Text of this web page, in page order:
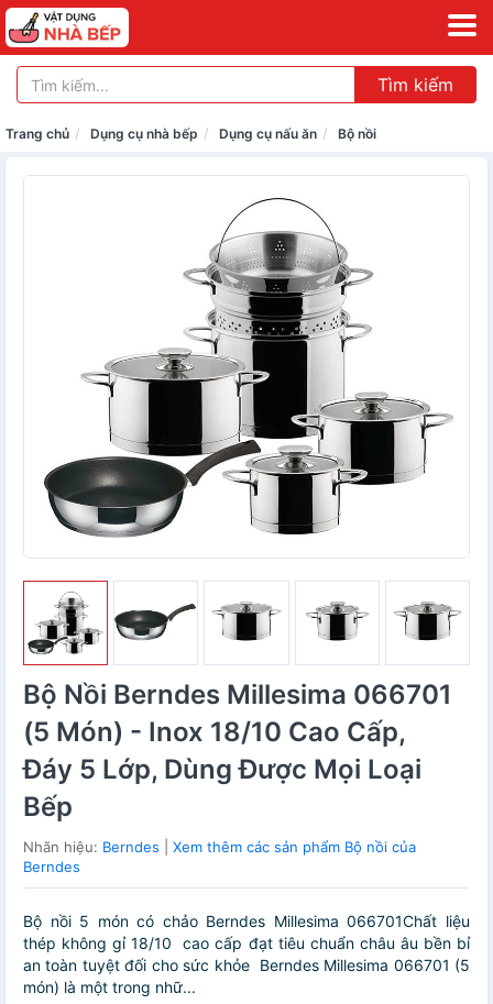
Tìm kiếm
Trang chủ Dụng cụ nhà bếp Dụng cụ nấu ăn Bộ nồi
Bộ Nồi Berndes Millesima 066701
(5 Món) - Inox 18/10 Cao Cấp,
Đáy 5 Lớp, Dùng Được Mọi Loại
Bếp
Nhãn hiệu: Berndes
Xem thêm các sản phẩm Bộ nồi của
Berndes
Bộ nồi 5 món có chảo Berndes Millesima 066701Chất liệu
thép không gỉ 18/10 cao cấp đạt tiêu chuẩn châu âu bền bỉ
an toàn tuyệt đối cho sức khỏe Berndes Millesima 066701 (5
món) là một trong nhữ...